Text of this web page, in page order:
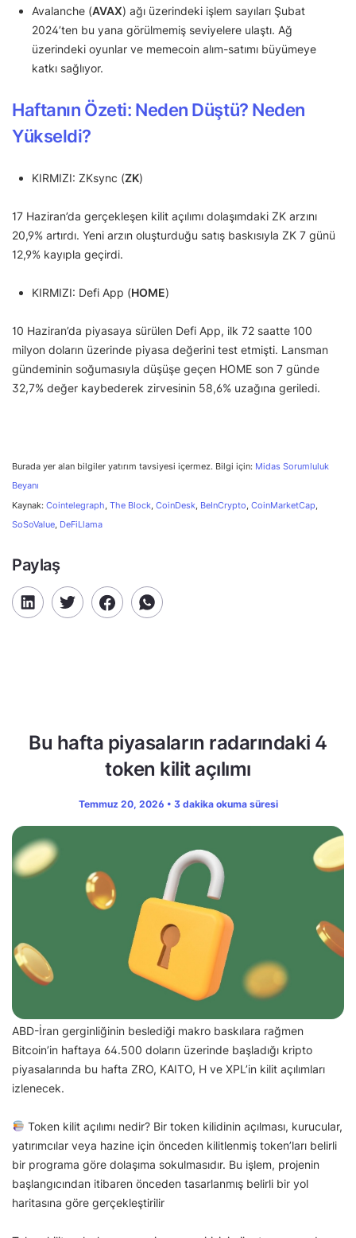
Avalanche (AVAX) ağı üzerindeki işlem sayıları Şubat
2024’ten bu yana görülmemiş seviyelere ulaştı. Ağ
üzerindeki oyunlar ve memecoin alım-satımı büyümeye
katkı sağlıyor.
Haftanın Özeti: Neden Düştü? Neden
Yükseldi?
KIRMIZI: ZKsync (ZK)
17 Haziran’da gerçekleşen kilit açılımı dolaşımdaki ZK arzını
20,9% artırdı. Yeni arzın oluşturduğu satış baskısıyla ZK 7 günü
12,9% kayıpla geçirdi.
KIRMIZI: Defi App (HOME)
10 Haziran’da piyasaya sürülen Defi App, ilk 72 saatte 100
milyon doların üzerinde piyasa değerini test etmişti. Lansman
gündeminin soğumasıyla düşüşe geçen HOME son 7 günde
32,7% değer kaybederek zirvesinin 58,6% uzağına geriledi.
Burada yer alan bilgiler yatırım tavsiyesi içermez. Bilgi için: Midas Sorumluluk
Beyanı
Kaynak: Cointelegraph, The Block, CoinDesk, BeInCrypto, CoinMarketCap,
SoSoValue, DeFiLlama
Paylaş
Bu hafta piyasaların radarındaki 4
token kilit açılımı
Temmuz 20, 2026 • 3 dakika okuma süresi
ABD-İran gerginliğinin beslediği makro baskılara rağmen
Bitcoin’in haftaya 64.500 doların üzerinde başladığı kripto
piyasalarında bu hafta ZRO, KAITO, H ve XPL’in kilit açılımları
izlenecek.
Token kilit açılımı nedir? Bir token kilidinin açılması, kurucular,
yatırımcılar veya hazine için önceden kilitlenmiş token’ları belirli
bir programa göre dolaşıma sokulmasıdır. Bu işlem, projenin
başlangıcından itibaren önceden tasarlanmış belirli bir yol
haritasına göre gerçekleştirilir